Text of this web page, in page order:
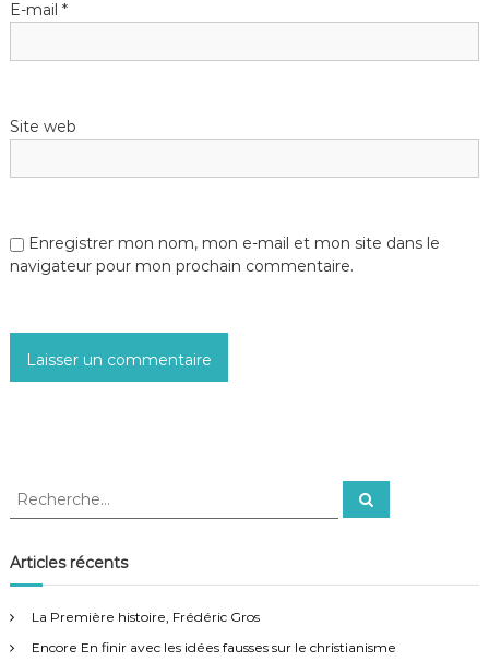
E-mail *
Site web
Enregistrer mon nom, mon e-mail et mon site dans le
navigateur pour mon prochain commentaire.
R
h
e
c
h
R
e
c
Articles récents
La Première histoire, Frédéric Gros
Encore En finir avec les idées fausses sur le christianisme